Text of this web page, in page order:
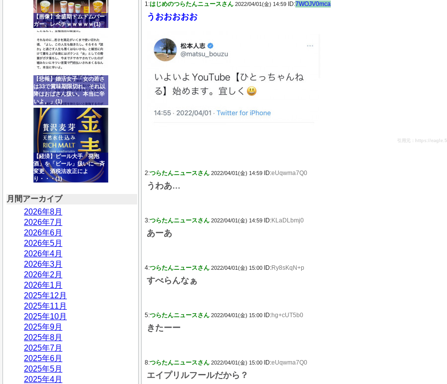
【画像】全盛期ドムドムバー
ガー、レベチｗｗｗｗｗ(1)
【悲報】婚活女子「女の若さ
は33で賞味期限切れ。それ以
降はおばさん扱い。本当に辛
いよ。」(1)
【経済】ビール大手「発泡
酒」を「ビール」扱いに一斉
変更 酒税法改正によ
り・・・(1)
月間アーカイブ
2026年8月
2026年7月
2026年6月
2026年5月
2026年4月
2026年3月
2026年2月
2026年1月
2025年12月
2025年11月
2025年10月
2025年9月
2025年8月
2025年7月
2025年6月
2025年5月
2025年4月
1:はじめのつらたんニュースさん 2022/04/01(金) 14:59 ID:7WOJV0mca
うおおおおお
引用元：https://
2:つらたんニュースさん 2022/04/01(金) 14:59 ID:eUqwma7Q0
うわあ…
3:つらたんニュースさん 2022/04/01(金) 14:59 ID:KLaDLbmj0
あーあ
4:つらたんニュースさん 2022/04/01(金) 15:00 ID:Ry8sKqN+p
すべらんなぁ
5:つらたんニュースさん 2022/04/01(金) 15:00 ID:hg+cUT5b0
きたーー
8:つらたんニュースさん 2022/04/01(金) 15:00 ID:eUqwma7Q0
エイプリルフールだから？